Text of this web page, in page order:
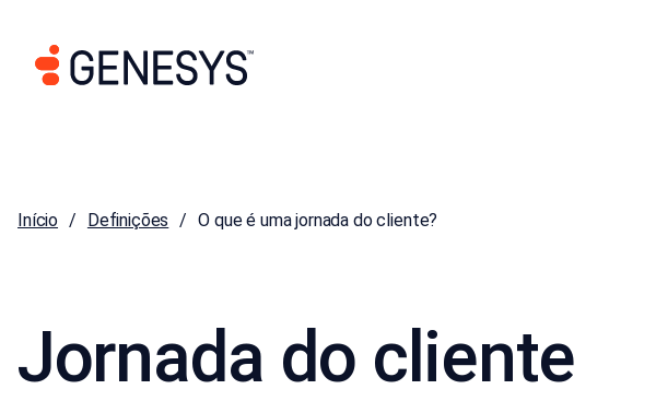
Início Definições O que é uma jornada do cliente?
Jornada do cliente